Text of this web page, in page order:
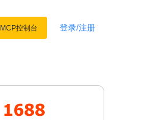
MCP控制台 登录/注册